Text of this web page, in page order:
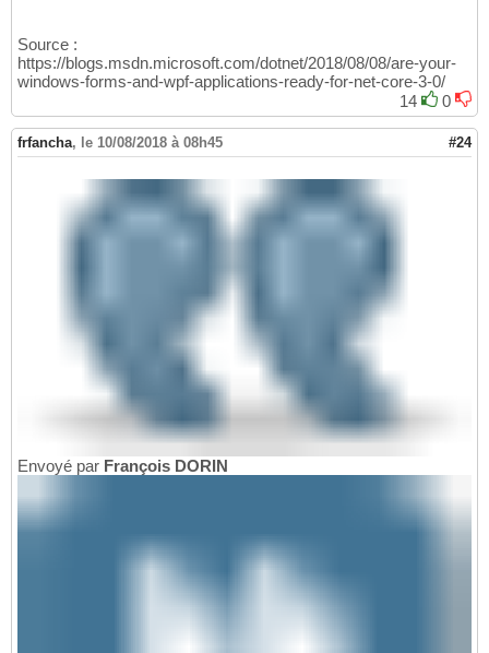
Source :
https://blogs.msdn.microsoft.com/dotnet/2018/08/08/are-your-
windows-forms-and-wpf-applications-ready-for-net-core-3-0/
14
0
frfancha, le 10/08/2018 à 08h45 #24
Envoyé par François DORIN